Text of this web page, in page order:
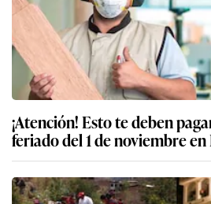
¡Atención! Esto te deben
feriado del 1 de noviembre en